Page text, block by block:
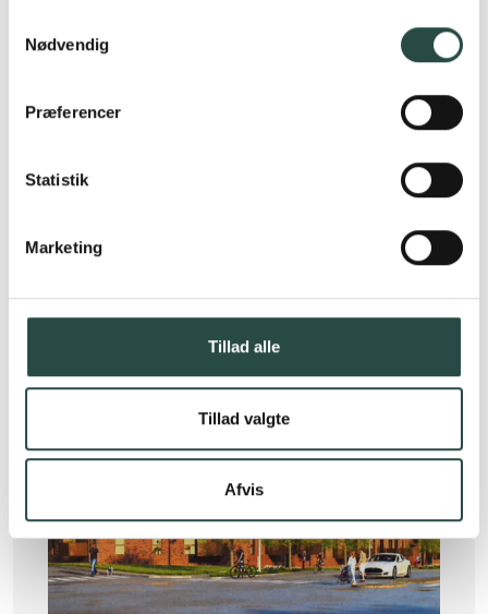
Nødvendig
Præferencer
Statistik
Marketing
Tillad alle
Tillad valgte
Afvis